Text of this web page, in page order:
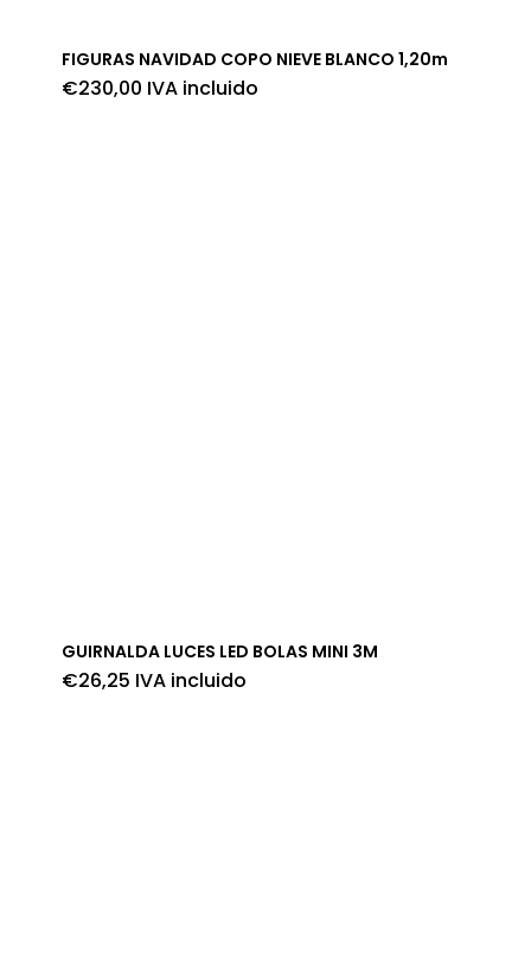
FIGURAS NAVIDAD COPO NIEVE BLANCO 1,20m
€230,00 IVA incluido
GUIRNALDA LUCES LED BOLAS MINI 3M
€26,25 IVA incluido